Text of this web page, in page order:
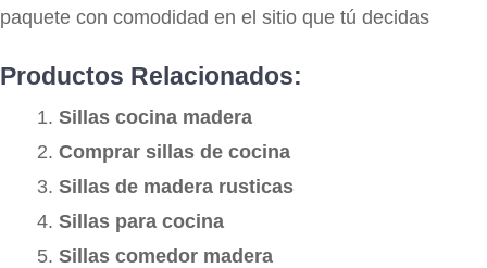
paquete con comodidad en el sitio que tú decidas
Productos Relacionados:
Sillas cocina madera
Comprar sillas de cocina
Sillas de madera rusticas
Sillas para cocina
Sillas comedor madera